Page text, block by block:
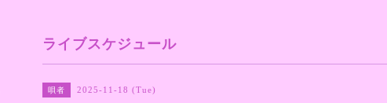
ライブスケジュール
唄者 2025-11-18 (Tue)